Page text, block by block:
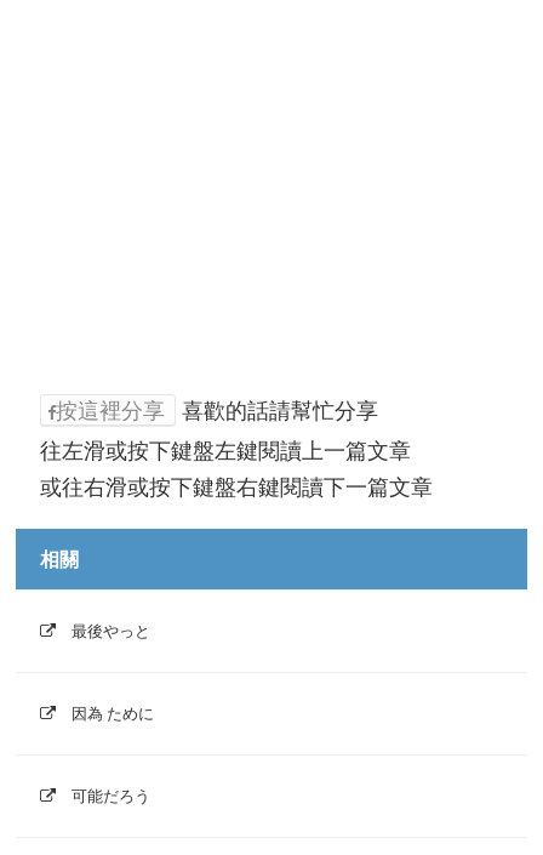
按這裡分享
喜歡的話請幫忙分享
往左滑或按下鍵盤左鍵閱讀上一篇文章
或往右滑或按下鍵盤右鍵閱讀下一篇文章
相關
最後やっと
因為 ために
可能だろう